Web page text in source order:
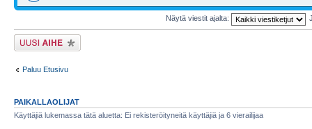
Näytä viestit ajalta:
Lähetä uusi viesti
Paluu Etusivu
PAIKALLAOLIJAT
Käyttäjiä lukemassa tätä aluetta: Ei rekisteröityneitä käyttäjiä ja 6 vierailijaa